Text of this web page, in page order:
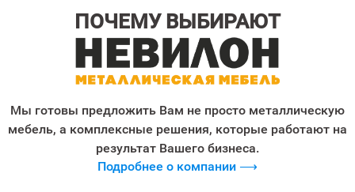
ПОЧЕМУ ВЫБИРАЮТ
Мы готовы предложить Вам не просто металлическую
мебель, а комплексные решения, которые работают на
результат Вашего бизнеса.
Подробнее о компании ⟶